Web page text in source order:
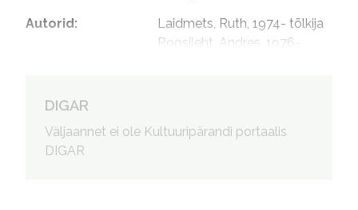
Autorid:
Laidmets, Ruth, 1974- tõlkija
Roosileht, Andres, 1976-
DIGAR
Väljaannet ei ole Kultuuripärandi portaalis
DIGAR